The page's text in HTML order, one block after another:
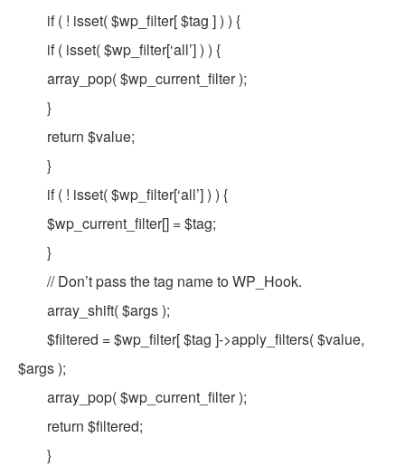
if ( ! isset( $wp_filter[ $tag ] ) ) {
if ( isset( $wp_filter[‘all’] ) ) {
array_pop( $wp_current_filter );
}
return $value;
}
if ( ! isset( $wp_filter[‘all’] ) ) {
$wp_current_filter[] = $tag;
}
// Don’t pass the tag name to WP_Hook.
array_shift( $args );
$filtered = $wp_filter[ $tag ]->apply_filters( $value,
$args );
array_pop( $wp_current_filter );
return $filtered;
}